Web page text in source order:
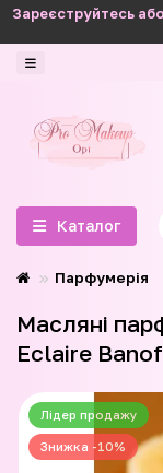
Зареєструйтесь
Каталог
Парфумерія
Масляні
Eclaire
Лідер продажу
Знижка -10%